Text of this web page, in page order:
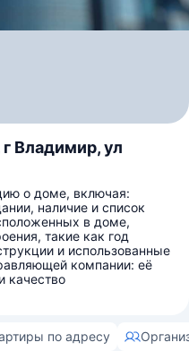
Владимир, ул
о доме, включая:
наличие и список
в доме,
такие как год
и использованные
компании: её
качество
по адресу